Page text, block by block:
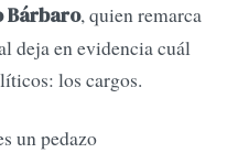
Bárbaro, quien remarca
deja en evidencia cuál
los cargos.
un pedazo